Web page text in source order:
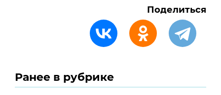
Поделиться
Ранее в рубрике